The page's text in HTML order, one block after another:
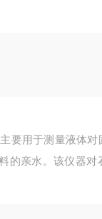
的亲水。该仪器